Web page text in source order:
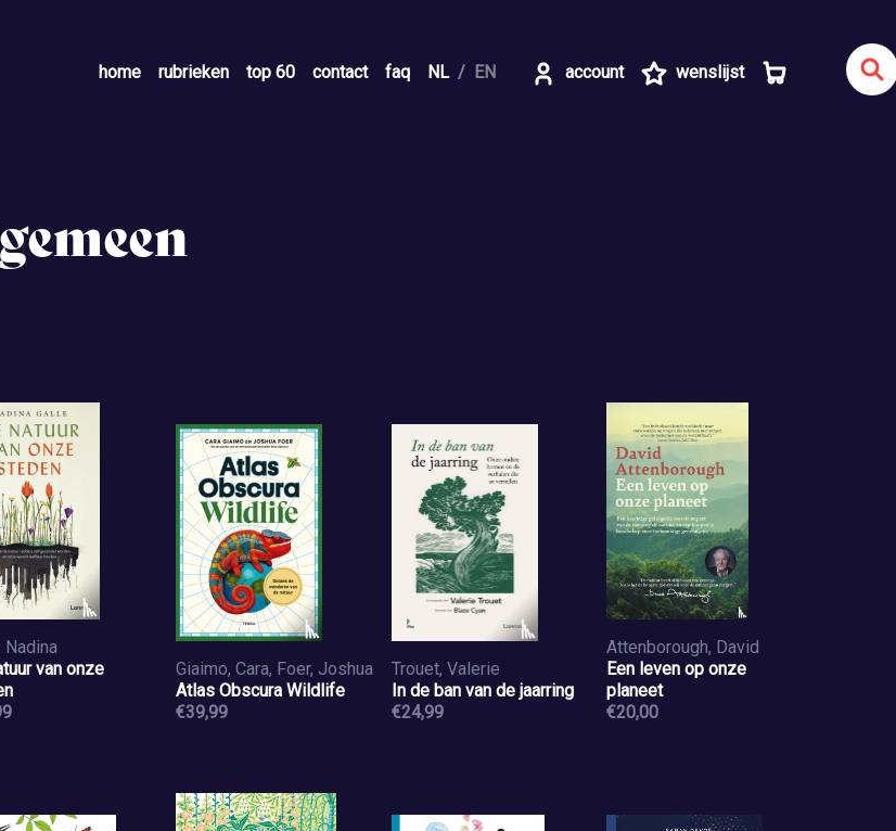
home rubrieken top 60 contact faq NL EN account wenslijst
Nadina
van onze
Giaimo, Cara, Foer, Joshua
Atlas Obscura Wildlife
€39,99
Trouet, Valerie
In de ban van de jaarring
€24,99
Attenborough, David
Een leven op onze
planeet
€20,00